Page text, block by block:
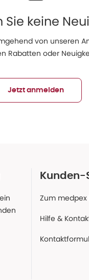
Sie keine
von unseren
Rabatten oder
Jetzt anmelden
Kunden-
Zum
Hilfe &